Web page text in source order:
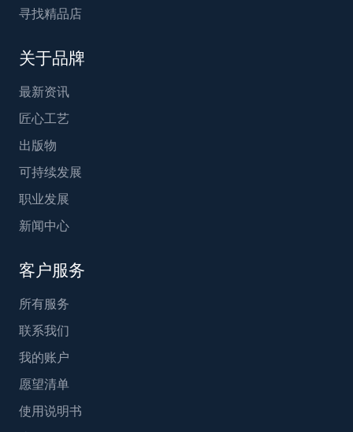
寻找精品店
关于品牌
最新资讯
匠心工艺
出版物
可持续发展
职业发展
新闻中心
客户服务
所有服务
联系我们
我的账户
愿望清单
使用说明书